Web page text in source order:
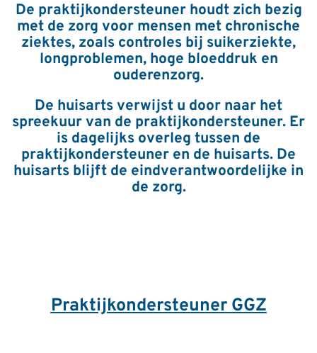
De praktijkondersteuner houdt zich bezig
met de zorg voor mensen met chronische
ziektes, zoals controles bij suikerziekte,
longproblemen, hoge bloeddruk en
ouderenzorg.
De huisarts verwijst u door naar het
spreekuur van de praktijkondersteuner. Er
is dagelijks overleg tussen de
praktijkondersteuner en de huisarts. De
huisarts blijft de eindverantwoordelijke in
de zorg.
Praktijkondersteuner GGZ